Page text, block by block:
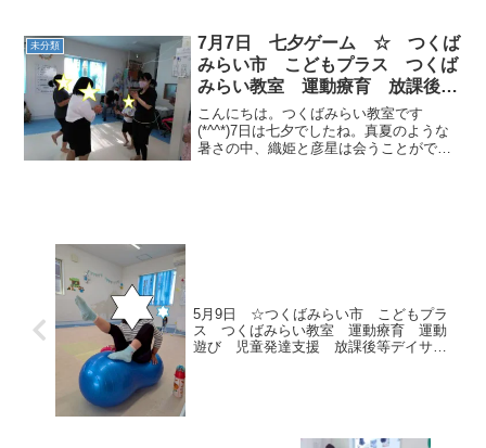
いたそうですよ。（今は5月4日がみどり
の日らしいです。...
未分類
7月7日 七夕ゲーム ☆ つくば
みらい市 こどもプラス つくば
みらい教室 運動療育 放課後等
デイサービス 発達支援 運動遊
び 受給者証
こんにちは。つくばみらい教室です
(*^^*)7日は七夕でしたね。真夏のような
暑さの中、織姫と彦星は会うことができ
5月9日 ☆つくばみらい市 こどもプラ
ス つくばみらい教室 運動療育 運動
遊び 児童発達支援 放課後等デイサー